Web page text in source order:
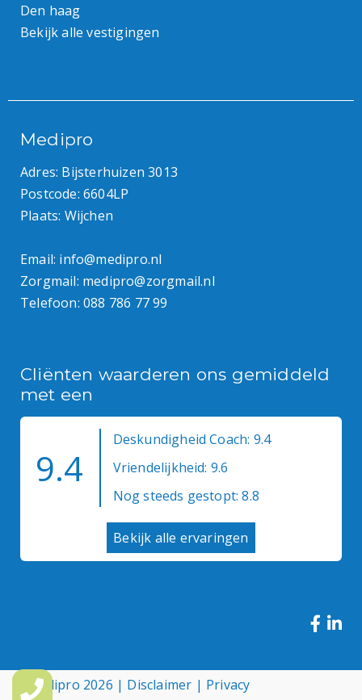
Den haag
Bekijk alle vestigingen
Medipro
Adres: Bijsterhuizen 3013
Postcode: 6604LP
Plaats: Wijchen
Email: info@medipro.nl
Zorgmail: medipro@zorgmail.nl
Telefoon: 088 786 77 99
Cliënten waarderen ons gemiddeld
met een
9.4
Deskundigheid Coach: 9.4
Vriendelijkheid: 9.6
Nog steeds gestopt: 8.8
Bekijk alle ervaringen
© Medipro 2026 | Disclaimer | Privacy